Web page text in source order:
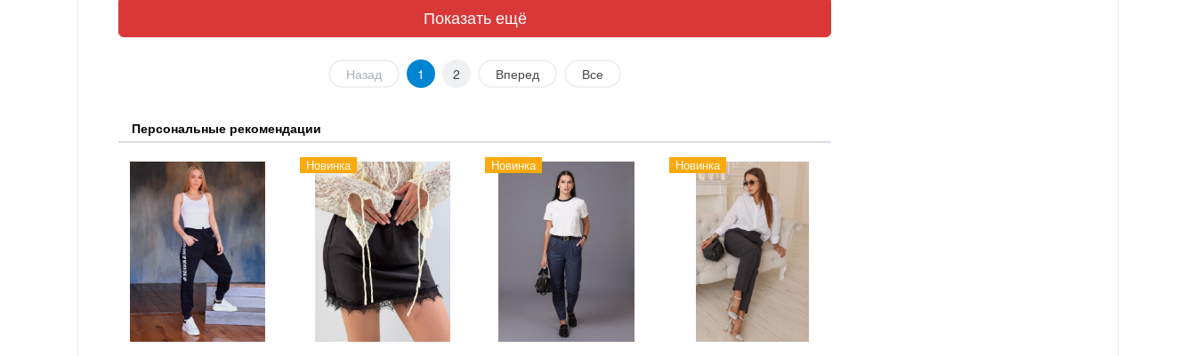
Показать ещё
Назад 1 2 Вперед Все
Персональные рекомендации
Новинка Новинка Новинка